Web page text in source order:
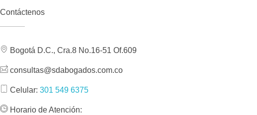
Contáctenos
Bogotá D.C., Cra.8 No.16-51 Of.609
consultas@sdabogados.com.co
Celular: 301 549 6375
Horario de Atención: